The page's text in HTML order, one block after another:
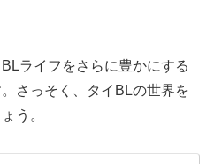
ライフをさらに豊かにする
さっそく、タイBLの世界を
う。